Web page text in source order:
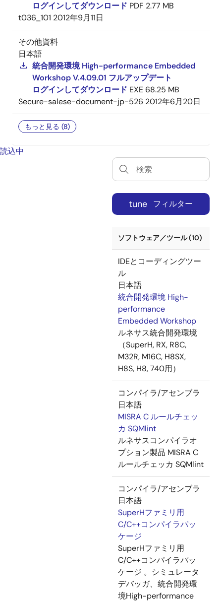
ログインしてダウンロード PDF 2.77 MB
t036_101 2012年9月11日
その他資料
日本語
統合開発環境 High-performance Embedded
Workshop V.4.09.01 フルアップデート
ログインしてダウンロード EXE 68.25 MB
Secure-salese-document-jp-526 2012年6月20日
もっと見る (8)
読込中
tune フィルター
ソフトウェア／ツール (10)
IDEとコーディングツー
ル
日本語
統合開発環境 High-
performance
Embedded Workshop
ルネサス統合開発環境
（SuperH, RX, R8C,
M32R, M16C, H8SX,
H8S, H8, 740用）
コンパイラ/アセンブラ
日本語
MISRA C ルールチェッ
カ SQMlint
ルネサスコンパイラオ
プション製品 MISRA C
ルールチェッカ SQMlint
コンパイラ/アセンブラ
日本語
SuperHファミリ用
C/C++コンパイラパッ
ケージ
SuperHファミリ用
C/C++コンパイラパッ
ケージ 。シミュレータ
デバッガ、統合開発環
境High-performance